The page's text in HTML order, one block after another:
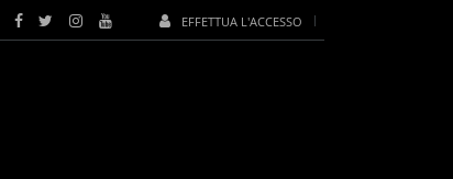
EFFETTUA L'ACCESSO